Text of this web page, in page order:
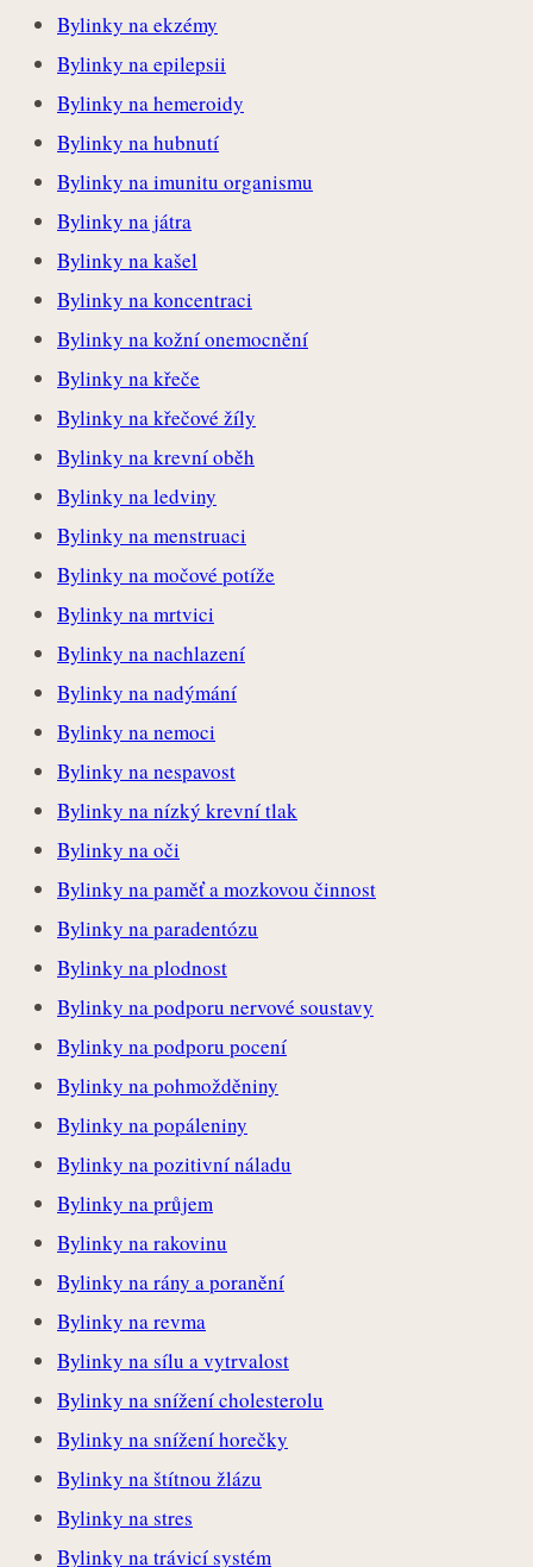
Bylinky na ekzémy
Bylinky na epilepsii
Bylinky na hemeroidy
Bylinky na hubnutí
Bylinky na imunitu organismu
Bylinky na játra
Bylinky na kašel
Bylinky na koncentraci
Bylinky na kožní onemocnění
Bylinky na křeče
Bylinky na křečové žíly
Bylinky na krevní oběh
Bylinky na ledviny
Bylinky na menstruaci
Bylinky na močové potíže
Bylinky na mrtvici
Bylinky na nachlazení
Bylinky na nadýmání
Bylinky na nemoci
Bylinky na nespavost
Bylinky na nízký krevní tlak
Bylinky na oči
Bylinky na paměť a mozkovou činnost
Bylinky na paradentózu
Bylinky na plodnost
Bylinky na podporu nervové soustavy
Bylinky na podporu pocení
Bylinky na pohmožděniny
Bylinky na popáleniny
Bylinky na pozitivní náladu
Bylinky na průjem
Bylinky na rakovinu
Bylinky na rány a poranění
Bylinky na revma
Bylinky na sílu a vytrvalost
Bylinky na snížení cholesterolu
Bylinky na snížení horečky
Bylinky na štítnou žlázu
Bylinky na stres
Bylinky na trávicí systém